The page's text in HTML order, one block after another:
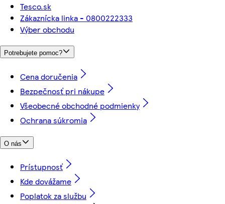
Tesco.sk
Zákaznícka linka - 0800222333
Výber obchodu
Potrebujete pomoc?
Cena doručenia
Bezpečnosť pri nákupe
Všeobecné obchodné podmienky
Ochrana súkromia
O nás
Prístupnosť
Kde dovážame
Poplatok za službu